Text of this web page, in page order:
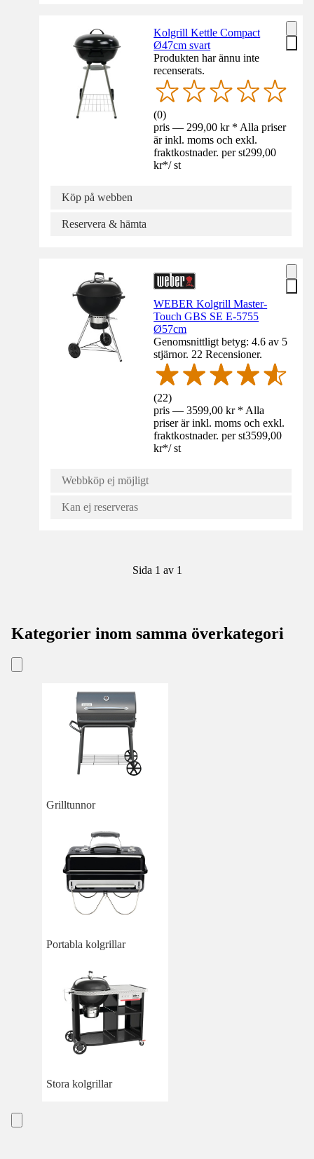
Kolgrill Kettle Compact
Ø47cm svart
Produkten har ännu inte
recenserats.
(0)
pris — 299,00 kr * Alla priser
är inkl. moms och exkl.
fraktkostnader. per st299,00
kr*/ st
Köp på webben
Reservera & hämta
WEBER Kolgrill Master-
Touch GBS SE E-5755
Ø57cm
Genomsnittligt betyg: 4.6 av 5
stjärnor. 22 Recensioner.
(22)
pris — 3599,00 kr * Alla
priser är inkl. moms och exkl.
fraktkostnader. per st3599,00
kr*/ st
Webbköp ej möjligt
Kan ej reserveras
Sida 1 av 1
Kategorier inom samma överkategori
Grilltunnor
Portabla kolgrillar
Stora kolgrillar